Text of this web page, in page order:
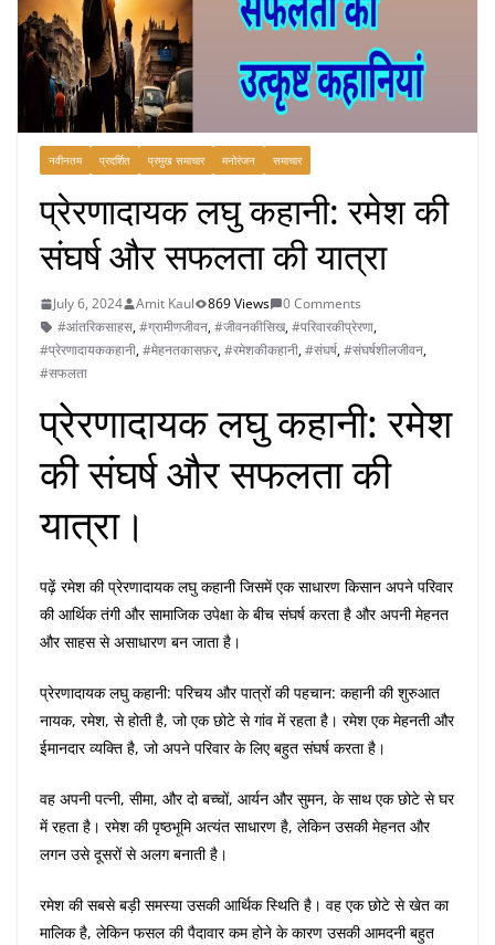
नवीनतम प्रदर्शित प्रमुख समाचार मनोरंजन समाचार
प्रेरणादायक लघु कहानी: रमेश की
संघर्ष और सफलता की यात्रा
July 6, 2024 Amit Kaul 869 Views
0 Comments
#आंतरिकसाहस,#ग्रामीणजीवन,#जीवनकीसिख,#परिवारकीप्रेरणा,
#प्रेरणादायककहानी,#मेहनतकासफ़र,#रमेशकीकहानी,#संघर्ष,#संघर्षशीलजीवन,
#सफलता
प्रेरणादायक लघु कहानी: रमेश
की संघर्ष और सफलता की
यात्रा।
पढ़ें रमेश की प्रेरणादायक लघु कहानी जिसमें एक साधारण किसान अपने परिवार
की आर्थिक तंगी और सामाजिक उपेक्षा के बीच संघर्ष करता है और अपनी मेहनत
और साहस से असाधारण बन जाता है।
प्रेरणादायक लघु कहानी: परिचय और पात्रों की पहचान: कहानी की शुरुआत
नायक, रमेश, से होती है, जो एक छोटे से गांव में रहता है। रमेश एक मेहनती और
ईमानदार व्यक्ति है, जो अपने परिवार के लिए बहुत संघर्ष करता है।
वह अपनी पत्नी, सीमा, और दो बच्चों, आर्यन और सुमन, के साथ एक छोटे से घर
में रहता है। रमेश की पृष्ठभूमि अत्यंत साधारण है, लेकिन उसकी मेहनत और
लगन उसे दूसरों से अलग बनाती है।
रमेश की सबसे बड़ी समस्या उसकी आर्थिक स्थिति है। वह एक छोटे से खेत का
मालिक है, लेकिन फसल की पैदावार कम होने के कारण उसकी आमदनी बहुत